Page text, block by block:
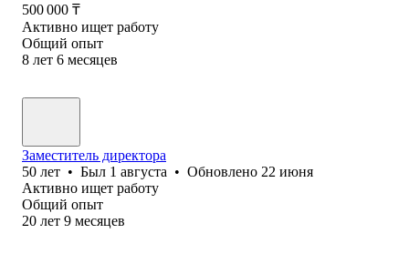
500 000 ₸
Активно ищет работу
Общий опыт
8 лет 6 месяцев
Заместитель директора
50 лет • Был 1 августа • Обновлено 22 июня
Активно ищет работу
Общий опыт
20 лет 9 месяцев